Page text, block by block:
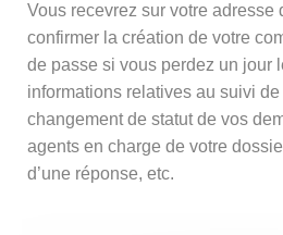
Vous recevrez sur votre
confirmer la création de votre
de passe si vous perdez un jour
informations relatives au suivi
changement de statut de vos
agents en charge de votre
d’une réponse, etc.